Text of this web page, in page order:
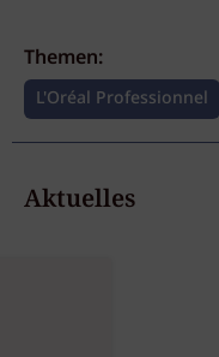
Themen:
L'Oréal Professionnel
Aktuelles